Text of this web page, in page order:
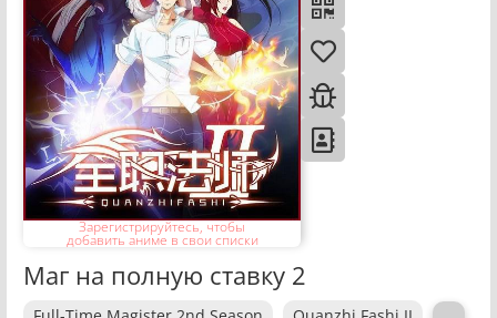
Зарегистрируйтесь, чтобы
добавить аниме в свои списки
Маг на полную ставку 2